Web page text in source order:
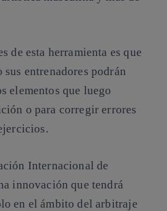
de esta herramienta es que
entrenadores podrán
elementos que luego
o para corregir errores
Internacional de
innovación que tendrá
en el ámbito del arbitraje